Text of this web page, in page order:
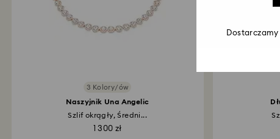
3 Kolory/ów
Naszyjnik Una Angelic
Szlif okrągły, Średni...
1 300 zł